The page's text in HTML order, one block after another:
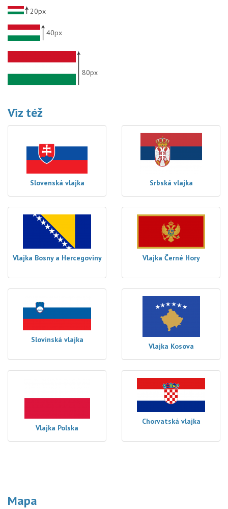
20px
40px
80px
Viz též
Slovenská vlajka Srbská vlajka
Vlajka Bosny a Hercegoviny Vlajka Černé Hory
Slovinská vlajka
Vlajka Kosova
Vlajka Polska
Chorvatská vlajka
Mapa